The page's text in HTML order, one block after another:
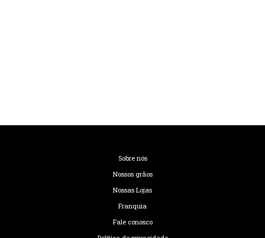
Sobre nós
Nossos grãos
Nossas Lojas
Franquia
Fale conosco